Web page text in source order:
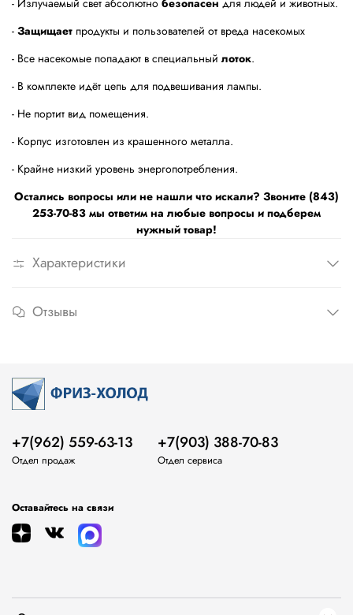
- Излучаемый свет абсолютно безопасен для людей и животных.
- Защищает продукты и пользователей от вреда насекомых
- Все насекомые попадают в специальный лоток.
- В комплекте идёт цепь для подвешивания лампы.
- Не портит вид помещения.
- Корпус изготовлен из крашенного металла.
- Крайне низкий уровень энергопотребления.
Остались вопросы или не нашли что искали? Звоните (843)
253-70-83 мы ответим на любые вопросы и подберем
нужный товар!
Характеристики
Отзывы
+7(962) 559-63-13
Отдел продаж
+7(903) 388-70-83
Отдел сервиса
Оставайтесь на связи